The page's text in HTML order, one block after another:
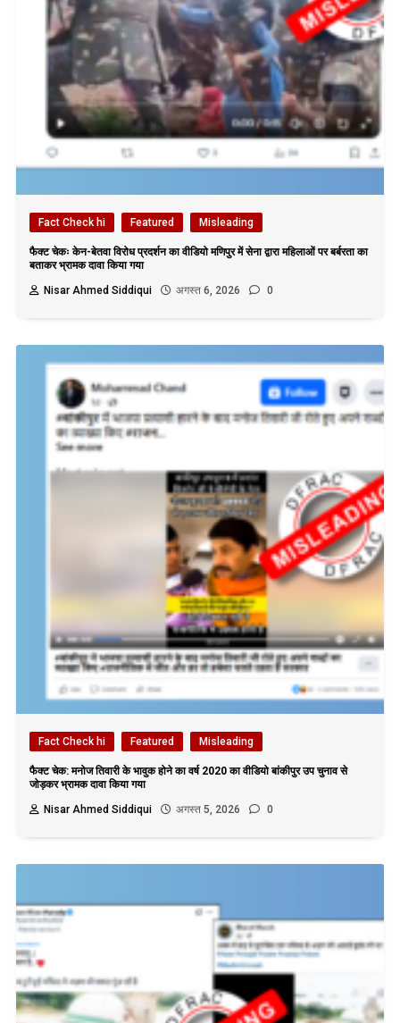
Fact Check hi Featured Misleading
फैक्ट चेकः केन-बेतवा विरोध प्रदर्शन का वीडियो मणिपुर में सेना द्वारा महिलाओं पर बर्बरता का
बताकर भ्रामक दावा किया गया
Nisar Ahmed Siddiqui
अगस्त 6, 2026 0
Fact Check hi Featured Misleading
फैक्ट चेक: मनोज तिवारी के भावुक होने का वर्ष 2020 का वीडियो बांकीपुर उप चुनाव से
जोड़कर भ्रामक दावा किया गया
Nisar Ahmed Siddiqui
अगस्त 5, 2026 0